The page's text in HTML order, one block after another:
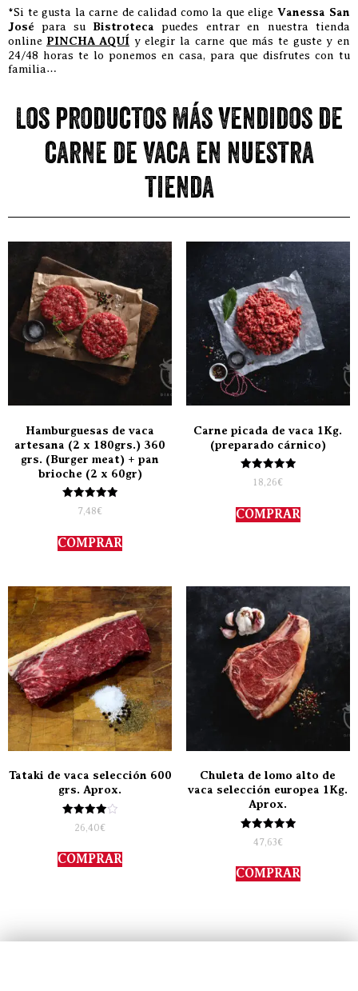
*Si te gusta la carne de calidad como la que elige Vanessa San
José para su Bistroteca puedes entrar en nuestra tienda
online PINCHA AQUÍ y elegir la carne que más te guste y en
24/48 horas te lo ponemos en casa, para que disfrutes con tu
familia…
Los productos más vendidos de
carne de vaca en nuestra
tienda
Hamburguesas de vaca
artesana (2 x 180grs.) 360
grs. (Burger meat) + pan
brioche (2 x 60gr)
Valorado
con
de 5
7,48€
COMPRAR
Carne picada de vaca 1Kg.
(preparado cárnico)
Valorado
con
de 5
18,26€
COMPRAR
Tataki de vaca selección 600
grs. Aprox.
Valorado
con
de 5
26,40€
COMPRAR
Chuleta de lomo alto de
vaca selección europea 1Kg.
Aprox.
Valorado
con
de 5
47,63€
COMPRAR